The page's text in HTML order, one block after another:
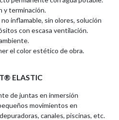
y terminación.
inflamable, sin olores, solución
con escasa ventilación.
el color estético de obra.
ELASTIC
de juntas en inmersión
movimientos en
canales, piscinas, etc.